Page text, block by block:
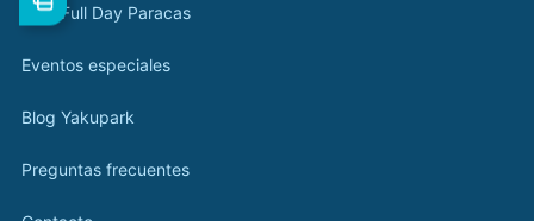
Tour Full Day Paracas
Eventos especiales
Blog Yakupark
Preguntas frecuentes